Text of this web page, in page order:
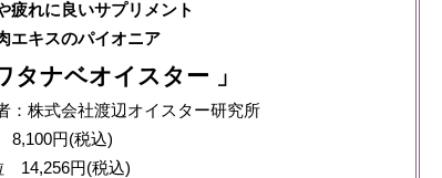
疲れに良いサプリメント
エキスのパイオニア
タナベオイスター 」
：株式会社渡辺オイスター研究所
8,100円(税込)
14,256円(税込)